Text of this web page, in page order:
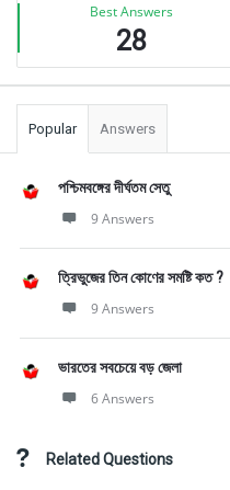
Best Answers
28
Popular Answers
পশ্চিমবঙ্গের দীর্ঘতম সেতু
9 Answers
ত্রিভুজের তিন কোণের সমষ্টি কত ?
9 Answers
ভারতের সবচেয়ে বড় জেলা
6 Answers
Related Questions